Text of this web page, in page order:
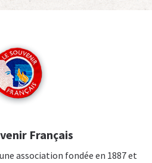
Français
association fondée en 1887 et